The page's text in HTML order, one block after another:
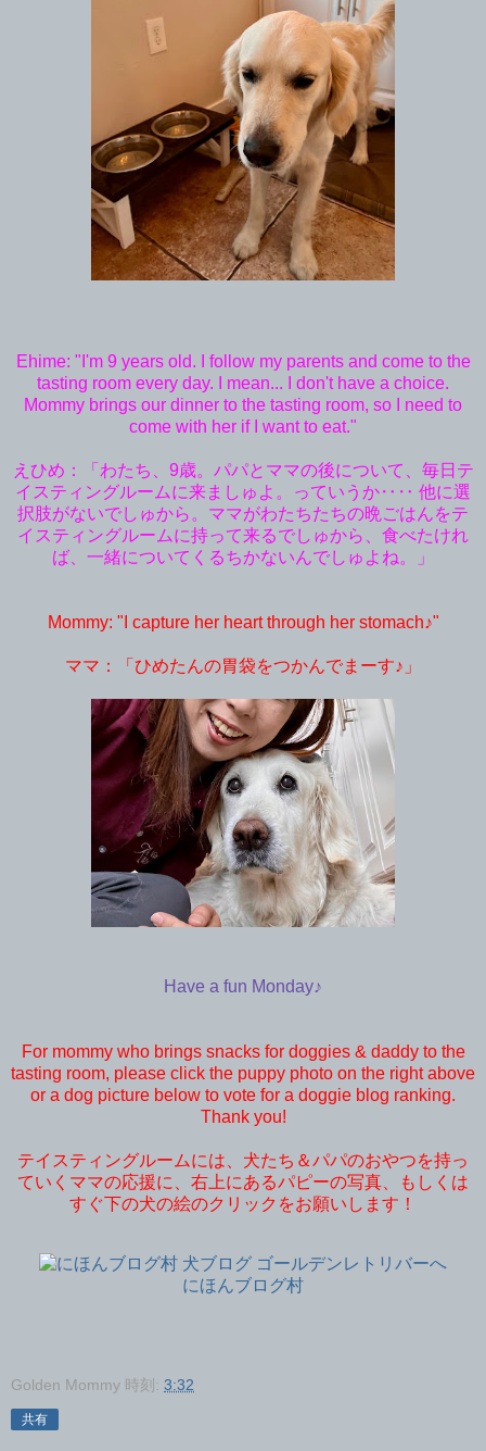
Ehime: "I'm 9 years old. I follow my parents and come to the
tasting room every day. I mean... I don't have a choice.
Mommy brings our dinner to the tasting room, so I need to
come with her if I want to eat."
えひめ：「わたち、9歳。パパとママの後について、毎日テ
イスティングルームに来ましゅよ。っていうか‥‥ 他に選
択肢がないでしゅから。ママがわたちたちの晩ごはんをテ
イスティングルームに持って来るでしゅから、食べたけれ
ば、一緒についてくるちかないんでしゅよね。」
Mommy: "I capture her heart through her stomach♪"
ママ：「ひめたんの胃袋をつかんでまーす♪」
Have a fun Monday♪
For mommy who brings snacks for doggies & daddy to the
tasting room, please click the puppy photo on the right above
or a dog picture below to vote for a doggie blog ranking.
Thank you!
テイスティングルームには、犬たち＆パパのおやつを持っ
ていくママの応援に、右上にあるパピーの写真、もしくは
すぐ下の犬の絵のクリックをお願いします！
にほんブログ村
Golden Mommy 時刻: 3:32
共有